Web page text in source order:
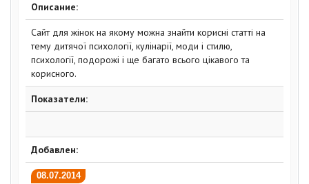
Описание:
Сайт для жінок на якому можна знайти корисні статті на
тему дитячої психології, кулінарії, моди і стилю,
психології, подорожі і ще багато всього цікавого та
корисного.
Показатели:
Добавлен:
08.07.2014